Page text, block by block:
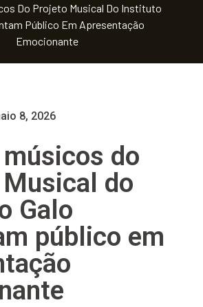
Do Projeto Musical Do Instituto
Público Em Apresentação
Emocionante
8, 2026
do
do
Galo
público em